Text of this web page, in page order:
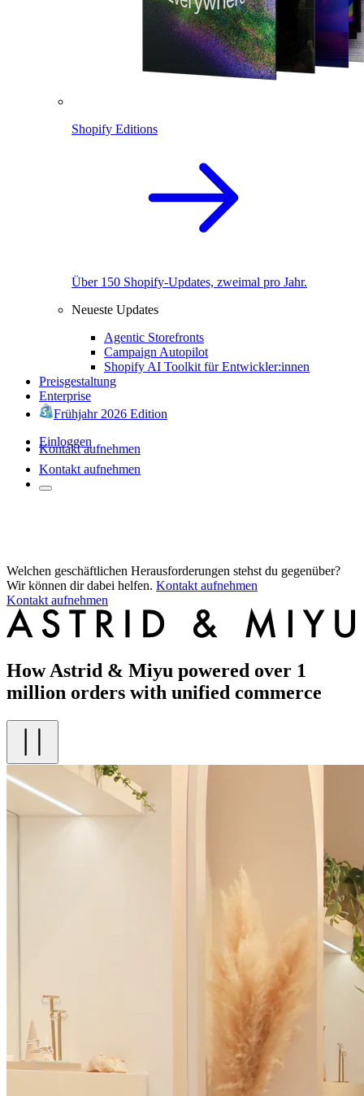
Shopify Editions
Über 150 Shopify-Updates, zweimal pro Jahr.
Neueste Updates
Agentic Storefronts
Campaign Autopilot
Shopify AI Toolkit für Entwickler:innen
Preisgestaltung
Enterprise
Frühjahr 2026 Edition
Einloggen
Kontakt aufnehmen
Kontakt aufnehmen
Welchen geschäftlichen Herausforderungen stehst du gegenüber?
Wir können dir dabei helfen. Kontakt aufnehmen
Kontakt aufnehmen
How Astrid & Miyu powered over 1
million orders with unified commerce